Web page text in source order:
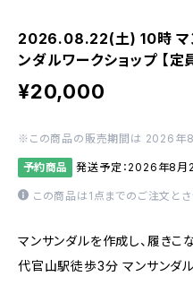
2026.08.22(土) 10時 マ
ンダルワークショップ 【定
¥20,000
※この商品の販売期間は 2026年
予約商品 発送予定：2026年8月
この商品は1点までのご注文とさ
マンサンダルを作成し、履きこ
代官山駅徒歩3分 マンサンダ